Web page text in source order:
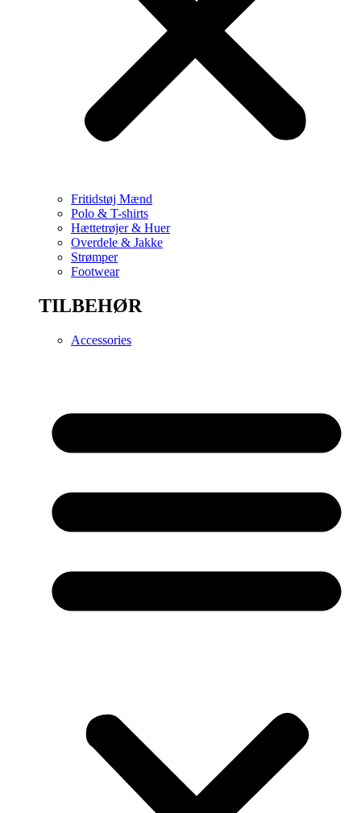
Fritidstøj Mænd
Polo & T-shirts
Hættetrøjer & Huer
Overdele & Jakke
Strømper
Footwear
TILBEHØR
Accessories